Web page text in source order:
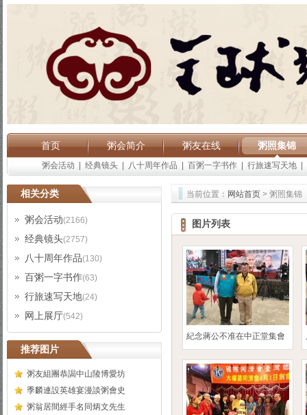
首页 粥会简介 粥友在线 粥照集锦
粥会活动 经典镜头 八十周年作品 百粥一字书作 行旅速写天地
相关分类
粥会活动(2166)
经典镜头(2757)
八十周年作品(130)
百粥一字书作(63)
行旅速写天地(24)
网上展厅(542)
推荐图片
粥友組團恭謁中山陵博愛坊
季麟連設英雄宴漫談粥會史
粥翁居間經手名同炳文先生
当前位置： 网站首页 > 粥照集锦
图片列表
紀念蔣公不准在中正堂集會